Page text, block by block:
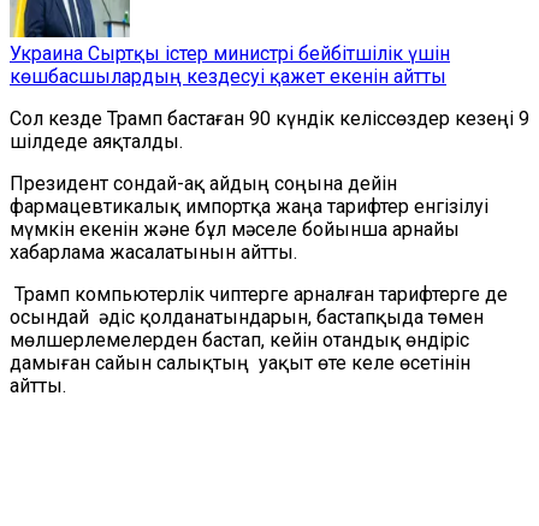
Украина Сыртқы істер министрі бейбітшілік үшін
көшбасшылардың кездесуі қажет екенін айтты
Сол кезде Трамп бастаған 90 күндік келіссөздер кезеңі 9
шілдеде аяқталды.
Президент сондай-ақ айдың соңына дейін
фармацевтикалық импортқа жаңа тарифтер енгізілуі
мүмкін екенін және бұл мәселе бойынша арнайы
хабарлама жасалатынын айтты.
Трамп компьютерлік чиптерге арналған тарифтерге де
осындай әдіс қолданатындарын, бастапқыда төмен
мөлшерлемелерден бастап, кейін отандық өндіріс
дамыған сайын салықтың уақыт өте келе өсетінін
айтты.